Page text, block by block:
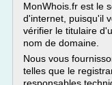
MonWhois.fr est le
d'internet, puisqu'il
vérifier le titulaire
nom de domaine.
Nous vous
telles que le